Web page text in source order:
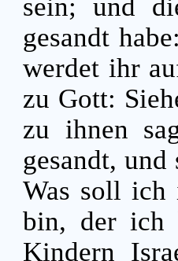
sein; und
gesandt
werdet ihr
zu Gott:
zu ihnen
gesandt,
Was soll ich
bin, der ich
Kindern